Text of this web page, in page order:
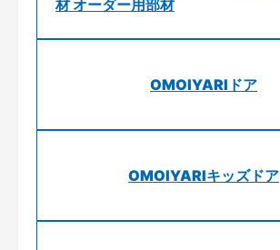
材 オーダー用部材
OMOIYARIドア
OMOIYARIキッズドア